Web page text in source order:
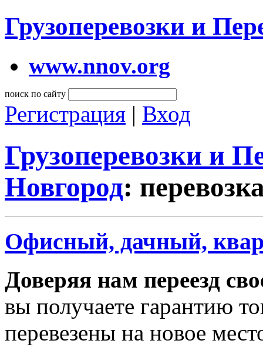
Грузоперевозки и
www.nnov.org
поиск по сайту
Регистрация | Вход
Грузоперевозки и
Новгород:
Офисный, дачный,
Доверяя нам переезд
вы получаете гарантию
перевезены на новое